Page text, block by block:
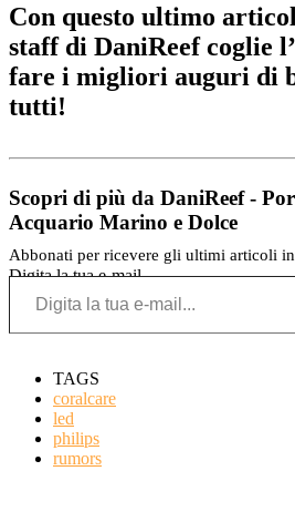
Con questo ultimo
staff di DaniReef coglie
fare i migliori auguri di
tutti!
Scopri di più da DaniReef -
Acquario Marino e Dolce
Abbonati per ricevere gli ultimi articoli
Digita la tua e-mail...
TAGS
coralcare
led
philips
rumors